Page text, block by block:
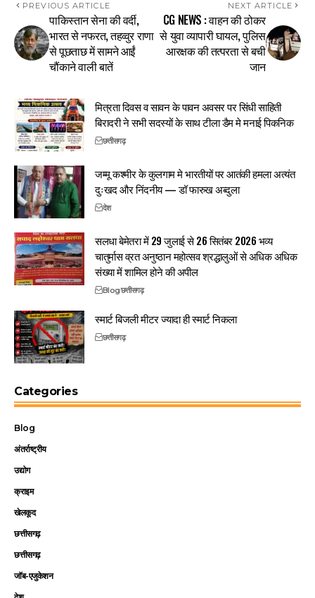
PREVIOUS ARTICLE
पाकिस्तान सेना की वर्दी,
भारत से नफरत, तहव्वुर राणा
से पूछताछ में सामने आईं
चौंकाने वाली बातें
NEXT ARTICLE
CG NEWS : वाहन की ठोकर
से युवा व्यापारी घायल, पुलिस
आरक्षक की तत्परता से बची
जान
मित्रता दिवस व सावन के पावन अवसर पर सिंधी साहिती
बिरादरी ने सभी सदस्यों के साथ टीला डैम मे मनाई पिकनिक
छत्तीसगढ़
जम्मू कश्मीर के कुलगाम मे भारतीयों पर आतंकी हमला अत्यंत
दुःखद और निंदनीय — डॉ फारुख अब्दुला
देश
सलधा बेमेतरा में 29 जुलाई से 26 सितंबर 2026 भव्य
चातुर्मास व्रत अनुष्ठान महोत्सव श्रद्धालुओं से अधिक अधिक
संख्या में शामिल होने की अपील
Blogछत्तीसगढ़
स्मार्ट बिजली मीटर ज्यादा ही स्मार्ट निकला
छत्तीसगढ़
Categories
Blog
अंतर्राष्ट्रीय
उद्योग
क्राइम
खेलकूद
छत्तीसगढ़
छत्तीसगढ़
जॉब-एजुकेशन